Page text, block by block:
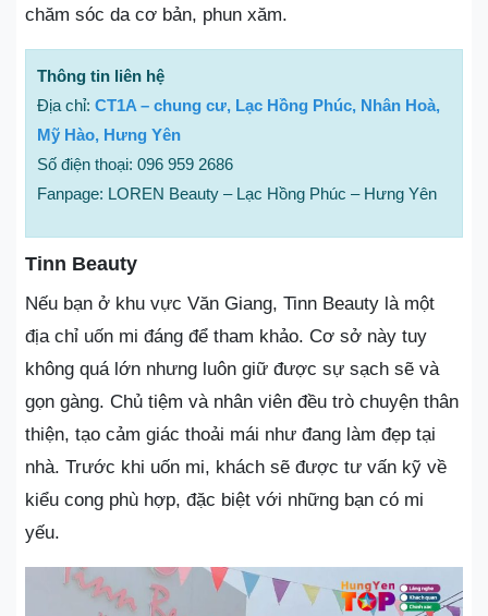
chăm sóc da cơ bản, phun xăm.
Thông tin liên hệ
Địa chỉ: CT1A – chung cư, Lạc Hồng Phúc, Nhân Hoà,
Mỹ Hào, Hưng Yên
Số điện thoại: 096 959 2686
Fanpage: LOREN Beauty – Lạc Hồng Phúc – Hưng Yên
Tinn Beauty
Nếu bạn ở khu vực Văn Giang, Tinn Beauty là một
địa chỉ uốn mi đáng để tham khảo. Cơ sở này tuy
không quá lớn nhưng luôn giữ được sự sạch sẽ và
gọn gàng. Chủ tiệm và nhân viên đều trò chuyện thân
thiện, tạo cảm giác thoải mái như đang làm đẹp tại
nhà. Trước khi uốn mi, khách sẽ được tư vấn kỹ về
kiểu cong phù hợp, đặc biệt với những bạn có mi
yếu.